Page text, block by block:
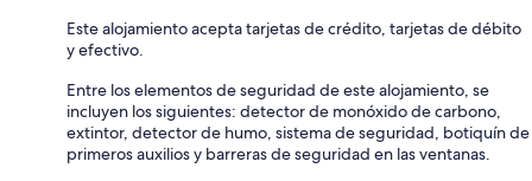
Este alojamiento acepta tarjetas de crédito, tarjetas de débito
y efectivo.
Entre los elementos de seguridad de este alojamiento, se
incluyen los siguientes: detector de monóxido de carbono,
extintor, detector de humo, sistema de seguridad, botiquín de
primeros auxilios y barreras de seguridad en las ventanas.